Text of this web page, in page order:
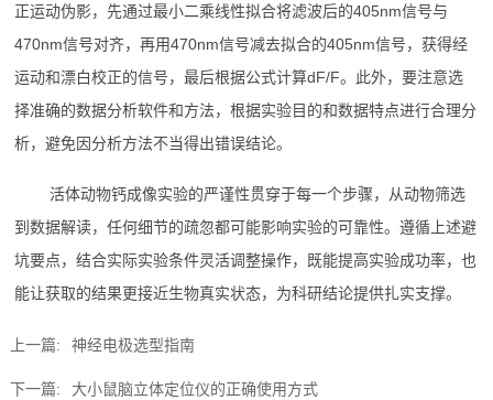
正运动伪影，先通过最小二乘线性拟合将滤波后的405nm信号与
470nm信号对齐，再用470nm信号减去拟合的405nm信号，获得经
运动和漂白校正的信号，最后根据公式计算dF/F。此外，要注意选
择准确的数据分析软件和方法，根据实验目的和数据特点进行合理分
析，避免因分析方法不当得出错误结论。
活体动物钙成像实验的严谨性贯穿于每一个步骤，从动物筛选
到数据解读，任何细节的疏忽都可能影响实验的可靠性。遵循上述避
坑要点，结合实际实验条件灵活调整操作，既能提高实验成功率，也
能让获取的结果更接近生物真实状态，为科研结论提供扎实支撑。
上一篇: 神经电极选型指南
下一篇: 大小鼠脑立体定位仪的正确使用方式